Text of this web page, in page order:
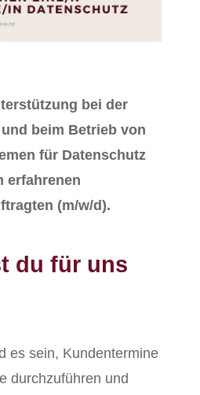
bei der
beim Betrieb von
für Datenschutz
erfahrenen
(m/w/d).
du für uns
es sein, Kundentermine
durchzuführen und